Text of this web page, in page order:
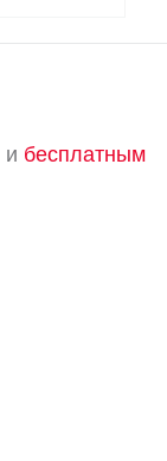
и бесплатным